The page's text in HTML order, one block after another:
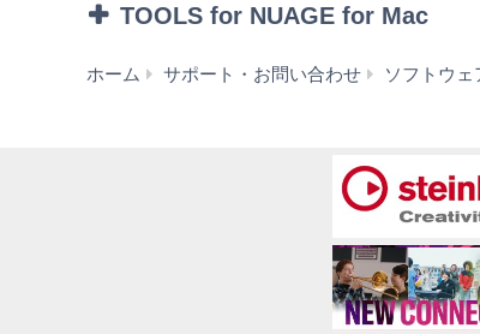
その他、法律・公序良俗に反する行
3. 発行と終了
ます。その場合には、ただちに
お客様は本ソフトウェアを利用するリ
「現状のまま」提供されます。弊社は
する一切の保証や表明をいたしません
と、エラーがないこと、および欠陥の
TOOLS for NUAGE for Mac
ホーム サポート・お問い合わせ ソフトウェ